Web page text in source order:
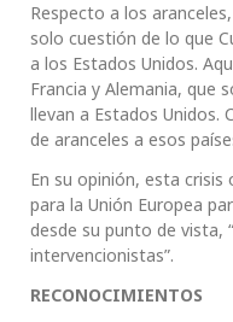
Respecto a los
solo cuestión de lo que
a los Estados Unidos.
Francia y Alemania, que
llevan a Estados Unidos.
de aranceles a esos
En su opinión, esta
para la Unión Europea
desde su punto de vista,
intervencionistas”.
RECONOCIMIENTOS